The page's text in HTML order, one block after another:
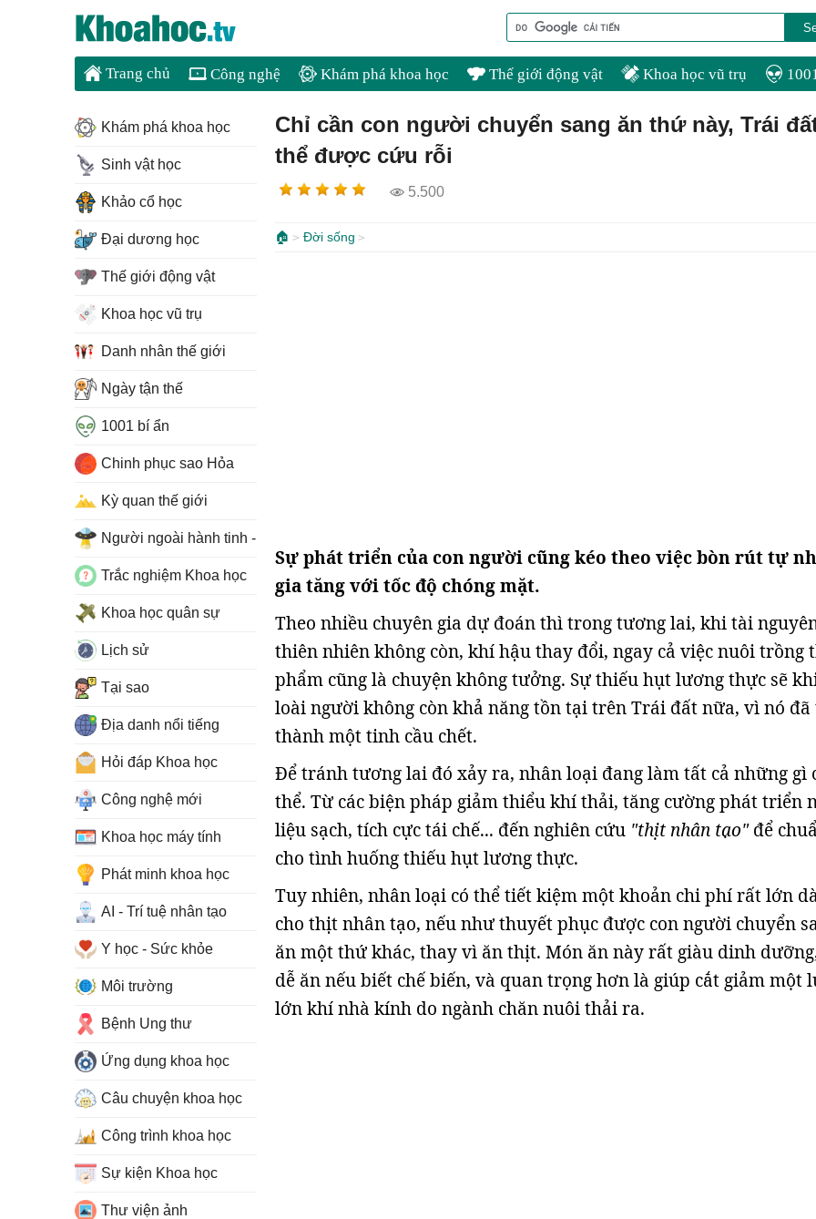
Trang chủ Công nghệ Khám phá khoa học Thế giới động vật Khoa học vũ trụ
Chỉ cần con người chuyển sang ăn thứ này, Trái
thể được cứu rỗi
5.500
🏠 Đời sống
Sự phát triển của con người cũng kéo theo việc bòn rút tự
gia tăng với tốc độ chóng mặt.
Theo nhiều chuyên gia dự đoán thì trong tương lai, khi tài
thiên nhiên không còn, khí hậu thay đổi, ngay cả việc nuôi trồng
phẩm cũng là chuyện không tưởng. Sự thiếu hụt lương thực sẽ
loài người không còn khả năng tồn tại trên Trái đất nữa, vì nó
thành một tinh cầu chết.
Để tránh tương lai đó xảy ra, nhân loại đang làm tất cả những gì
thể. Từ các biện pháp giảm thiểu khí thải, tăng cường phát triển
liệu sạch, tích cực tái chế... đến nghiên cứu "thịt nhân tạo"để
cho tình huống thiếu hụt lương thực.
Tuy nhiên, nhân loại có thể tiết kiệm một khoản chi phí rất lớn
cho thịt nhân tạo, nếu như thuyết phục được con người chuyển
ăn một thứ khác, thay vì ăn thịt. Món ăn này rất giàu dinh
dễ ăn nếu biết chế biến, và quan trọng hơn là giúp cắt giảm một
lớn khí nhà kính do ngành chăn nuôi thải ra.
Khám phá khoa học
Sinh vật học
Khảo cổ học
Đại dương học
Thế giới động vật
Khoa học vũ trụ
Danh nhân thế giới
Ngày tận thế
1001 bí ẩn
Chinh phục sao Hỏa
Kỳ quan thế giới
Người ngoài hành tinh - UFO
Trắc nghiệm Khoa học
Khoa học quân sự
Lịch sử
Tại sao
Địa danh nổi tiếng
Hỏi đáp Khoa học
Công nghệ mới
Khoa học máy tính
Phát minh khoa học
AI - Trí tuệ nhân tạo
Y học - Sức khỏe
Môi trường
Bệnh Ung thư
Ứng dụng khoa học
Câu chuyện khoa học
Công trình khoa học
Sự kiện Khoa học
Thư viện ảnh